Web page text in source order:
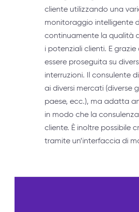
cliente utilizzando una
monitoraggio intelligente
continuamente la qualità
i potenziali clienti. E
essere proseguita su
interruzioni. Il consulente
ai diversi mercati (diverse
paese, ecc.), ma adatta
in modo che la
cliente. È inoltre possibile
tramite un’interfaccia di